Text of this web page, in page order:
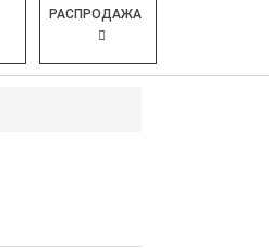
РАСПРОДАЖА